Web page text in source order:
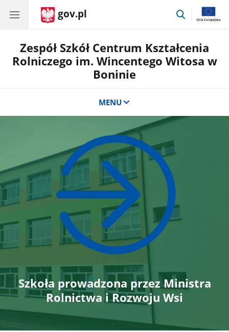
gov.pl
przejdź
Zespół Szkół Centrum Kształcenia
Rolniczego im. Wincentego Witosa w
Boninie
MENU
Szkoła prowadzona przez Ministra
Rolnictwa i Rozwoju Wsi